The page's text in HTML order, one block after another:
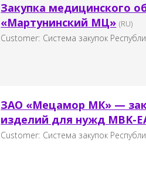
Закупка медицинского
«Мартунинский МЦ» (RU)
Customer: Система закупок
ЗАО «Мецамор МК» —
изделий для нужд MBK-
Customer: Система закупок